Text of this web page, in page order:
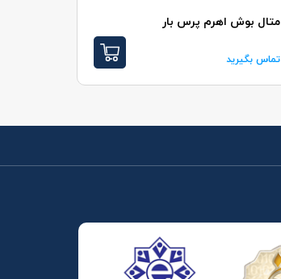
متال بوش اهرم پرس بار
تماس بگیرید